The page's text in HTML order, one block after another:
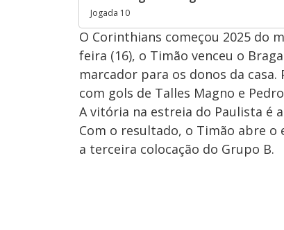
Jogada 10
O Corinthians começou 2025 do
feira (16), o Timão venceu o
marcador para os donos da
com gols de Talles Magno e
A vitória na estreia do Paulista é
Com o resultado, o Timão abre o
a terceira colocação do Grupo B.